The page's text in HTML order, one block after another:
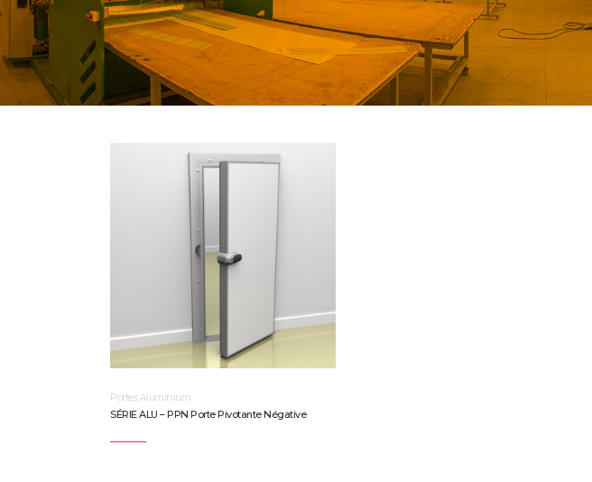
Portes Aluminium
SÉRIE ALU – PPN Porte Pivotante Négative